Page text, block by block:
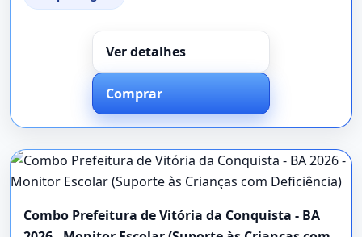
Ver detalhes
Comprar
Combo Prefeitura de Vitória da Conquista - BA